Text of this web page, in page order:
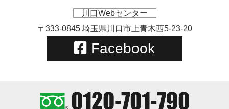
川口Webセンター
〒333-0845 埼玉県川口市上青木西5-23-20
Facebook